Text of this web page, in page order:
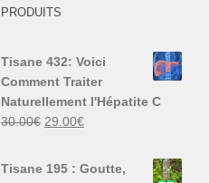
PRODUITS
Tisane 432: Voici
Comment Traiter
Naturellement l'Hépatite C
30.00€ Le
29.00€Le
Tisane 195 : Goutte,